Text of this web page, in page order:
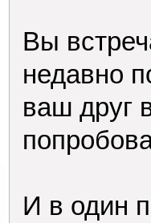
Вы
недавно
ваш друг
И в один